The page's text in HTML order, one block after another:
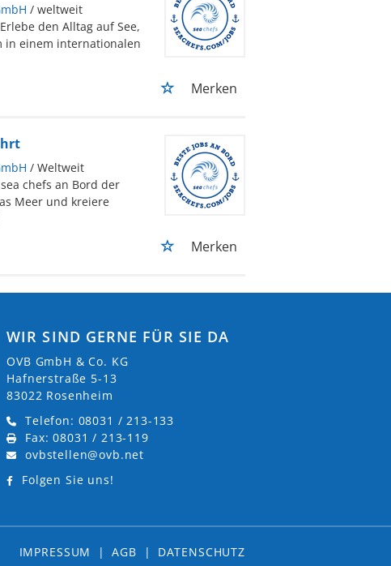
/ weltweit
den Alltag auf See,
in einem internationalen
Merken
/ Weltweit
chefs an Bord der
Meer und kreiere
Merken
WIR SIND GERNE FÜR SIE DA
OVB GmbH & Co. KG
Hafnerstraße 5-13
83022 Rosenheim
Telefon: 08031 / 213-133
Fax: 08031 / 213-119
ovbstellen@ovb.net
Folgen Sie uns!
IMPRESSUM | AGB | DATENSCHUTZ